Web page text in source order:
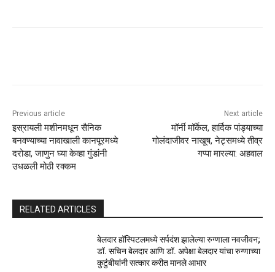
Previous article
इस्रायली मशीनमधून सैनिक
बनवण्याच्या नावाखाली कानपूरमध्ये
दरोडा, जाणुन घ्या केव्हा गुंडांनी
उधळली मोठी रक्कम
Next article
मॉर्नी मॉर्केल, हार्दिक पांड्याच्या
गोलंदाजीवर नाखूष, नेट्समध्ये तीव्र
गप्पा मारल्या: अहवाल
RELATED ARTICLES
बेलदार हॉस्पिटलमध्ये सर्पदंश झालेल्या रुग्णाला नवजीवन;
डॉ. सचिन बेलदार आणि डॉ. अपेक्षा बेलदार यांचा रुग्णाच्या
कुटुंबीयांनी सत्कार करीत मानले आभार